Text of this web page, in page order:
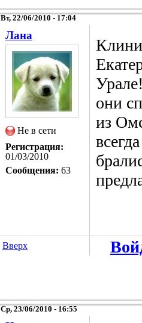
Вт, 22/06/2010 - 17:04
Лана
Не в сети
Регистрация:
01/03/2010
Сообщения: 63
они
из
Вверх
Ср, 23/06/2010 - 16:55